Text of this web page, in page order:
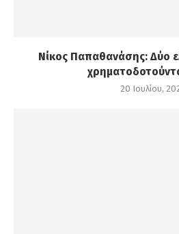
Νίκος Παπαθανάσης: Δύο
20 Ιουλίου,